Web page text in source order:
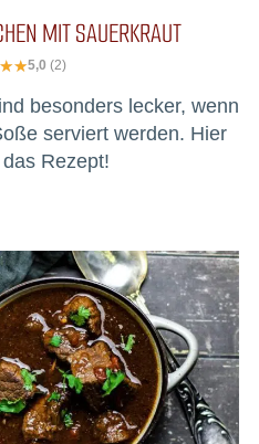
MIT SAUERKRAUT
5,0 (2)
besonders lecker, wenn
serviert werden. Hier
Rezept!